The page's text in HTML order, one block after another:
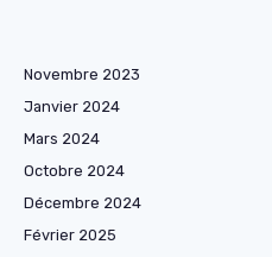
Novembre 2023
Janvier 2024
Mars 2024
Octobre 2024
Décembre 2024
Février 2025